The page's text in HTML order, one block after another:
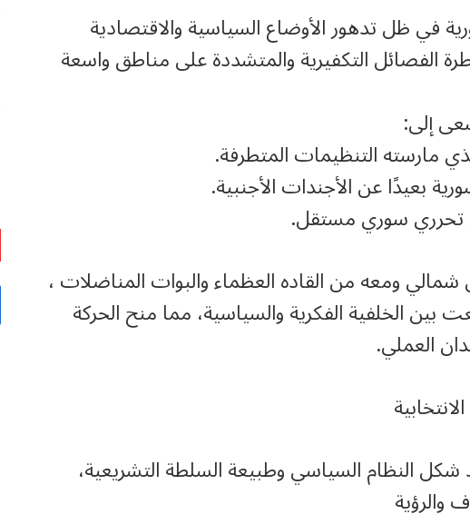
في ظل تدهور الأوضاع السياسية والاقتصادية
الفصائل التكفيرية والمتشددة على مناطق واسعة
إلى:
مارسته التنظيمات المتطرفة.
بعيدًا عن الأجندات الأجنبية.
تحرري سوري مستقل.
شمالي ومعه من القاده العظماء والبوات المناضلات ،
الخلفية الفكرية والسياسية، مما منح الحركة
العملي.
شكل النظام السياسي وطبيعة السلطة التشريعية،
والرؤية